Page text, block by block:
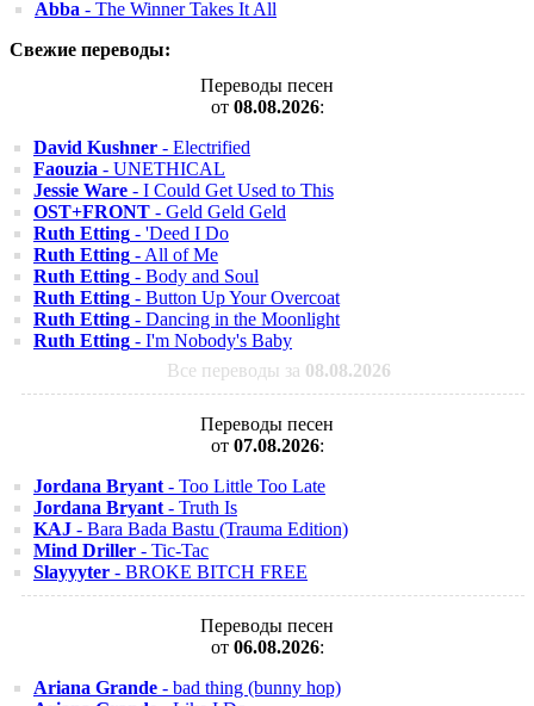
Abba - The Winner Takes It All
Свежие переводы:
Переводы песен
от 08.08.2026:
David Kushner - Electrified
Faouzia - UNETHICAL
Jessie Ware - I Could Get Used to This
OST+FRONT - Geld Geld Geld
Ruth Etting - 'Deed I Do
Ruth Etting - All of Me
Ruth Etting - Body and Soul
Ruth Etting - Button Up Your Overcoat
Ruth Etting - Dancing in the Moonlight
Ruth Etting - I'm Nobody's Baby
Все переводы за 08.08.2026
Переводы песен
от 07.08.2026:
Jordana Bryant - Too Little Too Late
Jordana Bryant - Truth Is
KAJ - Bara Bada Bastu (Trauma Edition)
Mind Driller - Tic-Tac
Slayyyter - BROKE BITCH FREE
Переводы песен
от 06.08.2026:
Ariana Grande - bad thing (bunny hop)